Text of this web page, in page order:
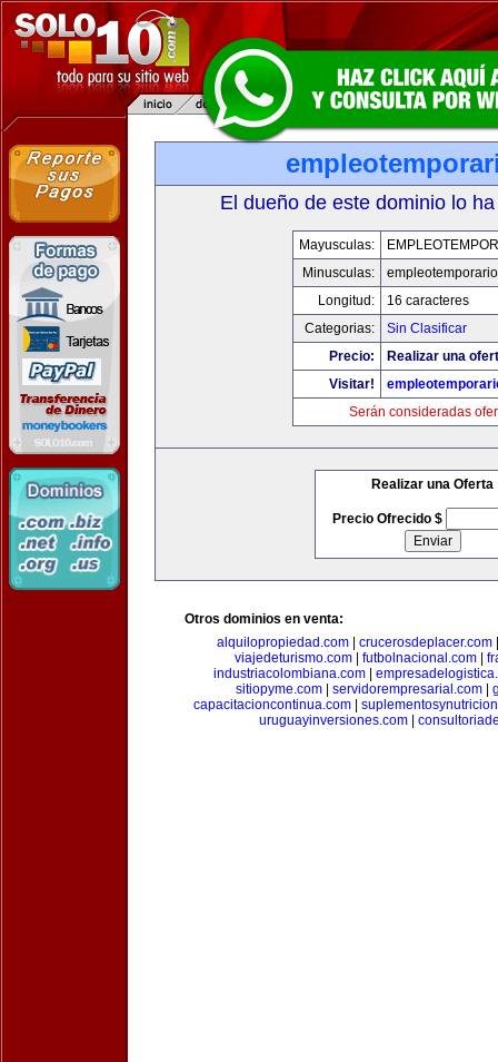
El dueño de este dominio lo
Mayusculas:
Minusculas:
Longitud:
16 caracteres
Categorias:
Sin Clasificar
Precio:
Realizar una
Visitar!
Serán consideradas
Realizar una Oferta
Precio Ofrecido $
Otros dominios en venta:
alquilopropiedad.com| crucerosdeplacer.com
viajedeturismo.com| futbolnacional.com|
industriacolombiana.com|
sitiopyme.com| servidorempresarial.com|
capacitacioncontinua.com
uruguayinversiones.com